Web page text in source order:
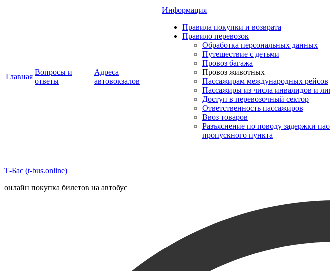
Главная
Вопросы и
ответы
Адреса
автовокзалов
Информация
Правила покупки и возврата
Правило перевозок
Обработка персональных данных
Путешествие с детьми
Провоз багажа
Провоз животных
Пассажирам международных рейсов
Пассажиры из числа инвалидов и
Доступ в перевозочный сектор
Ответственность пассажиров
Ввоз товаров
Разъяснение по поводу задержки
пропускного пункта
Т-Бас (t-bus.online)
онлайн покупка билетов на автобус